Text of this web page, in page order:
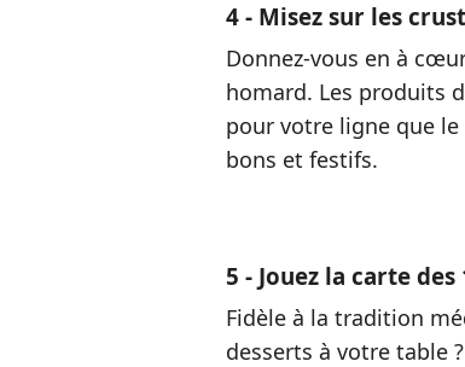
4 - Misez sur les
Donnez-vous en à
homard. Les produits
pour votre ligne que
bons et festifs.
5 - Jouez la carte
Fidèle à la tradition
desserts à votre table